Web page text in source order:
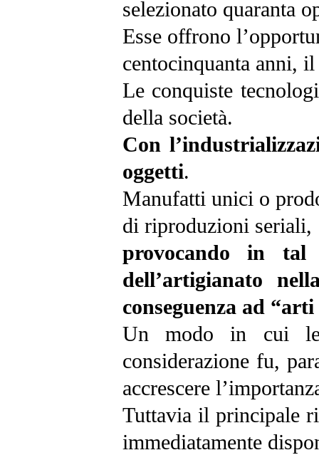
selezionato quaranta
Esse offrono
centocinquanta anni,
Le conquiste
della società.
Con
oggetti.
Manufatti unici o
di riproduzioni seriali,
provocando in tal
dell’artigianato
conseguenza ad
Un modo in cui
considerazione fu,
accrescere
Tuttavia il principale
immediatamente